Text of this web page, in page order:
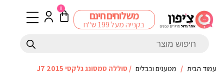
משלוחים חינם
בקנייה מעל 199 ש"ח
0
עמוד הבית / מטענים וכבלים / סוללה סמסונג גלקסי J7 2015